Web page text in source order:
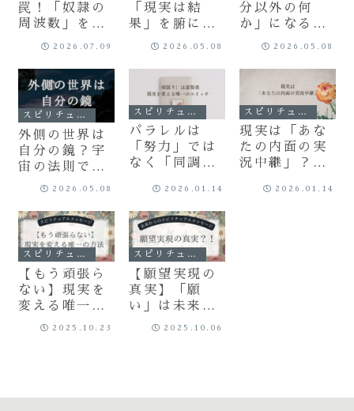
罠！「奴隷の
周波数」を
「創造主」へ
方法
2026.07.09
「現実は結
果」を腑に落
とす3つの教
変えて人生を
劇的にアップ
デートする方
法
2026.05.08
分以外の何
か」になるこ
とではない。
へ還る旅
2026.05.08
スピリチュアル
外側の世界は
自分の鏡？宇
宙の法則で読
み解く「周波
覚醒への最短
ルート
2026.05.08
スピリチュアル
パラレルは
「努力」では
なく「同調」
世界線を変え
る唯一のスイ
ッチ
2026.01.14
スピリチュアル
現実は「あな
たの内面の実
況中継」？周
教えるモニタ
2026.01.14
スピリチュアル
【もう頑張ら
ない】現実を
変える唯一の
方法は「行
る”最高の周
2025.10.23
スピリチュアル
【願望実現の
真実】「願
い」は未来の
あなたからの
2025.10.06